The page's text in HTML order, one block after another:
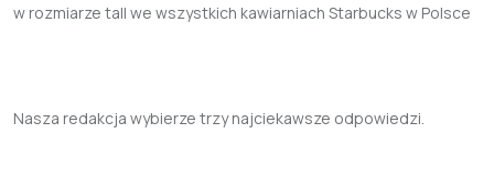
w rozmiarze tall we wszystkich kawiarniach Starbucks w Polsce
Nasza redakcja wybierze trzy najciekawsze odpowiedzi.